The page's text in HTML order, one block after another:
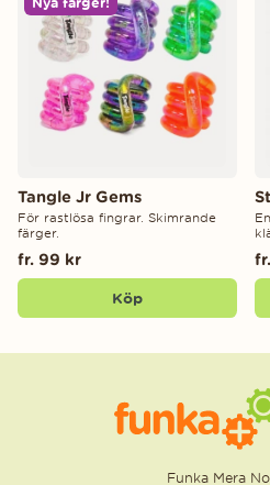
Tangle Jr Gems
För rastlösa fingrar. Skimrande
färger.
fr. 99 kr
Köp
Funka Mera